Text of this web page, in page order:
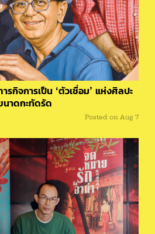
กิจการเป็น ‘ตัวเชื่อม’ แห่งศิลปะ
นาดกะทัดรัด
Posted on Aug 7